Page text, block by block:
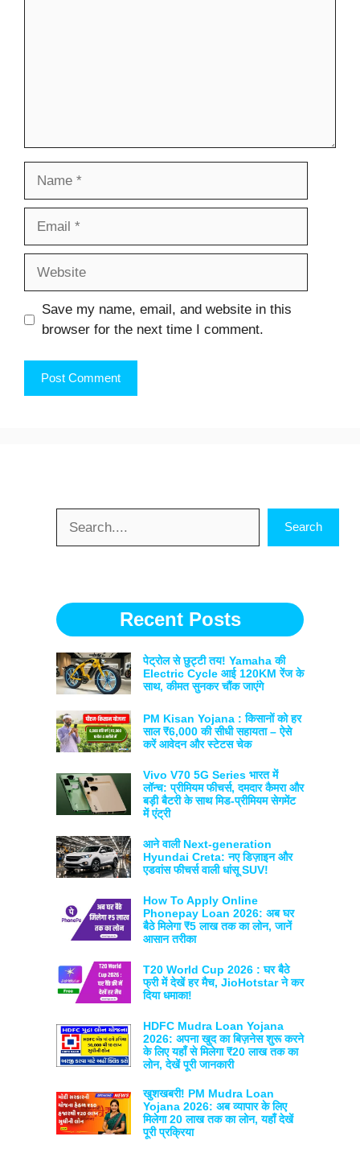
Save my name, email, and website in this
browser for the next time I comment.
Search
Recent Posts
पेट्रोल से छुट्टी तय! Yamaha की
Electric Cycle आई 120KM रेंज के
साथ, कीमत सुनकर चौंक जाएंगे
PM Kisan Yojana : किसानों को हर
साल ₹6,000 की सीधी सहायता – ऐसे
करें आवेदन और स्टेटस चेक
Vivo V70 5G Series भारत में
लॉन्च: प्रीमियम फीचर्स, दमदार कैमरा और
बड़ी बैटरी के साथ मिड-प्रीमियम सेगमेंट
में एंट्री
आने वाली Next-generation
Hyundai Creta: नए डिज़ाइन और
एडवांस फीचर्स वाली धांसू SUV!
How To Apply Online
Phonepay Loan 2026: अब घर
बैठे मिलेगा ₹5 लाख तक का लोन, जानें
आसान तरीका
T20 World Cup 2026 : घर बैठे
फ्री में देखें हर मैच, JioHotstar ने कर
दिया धमाका!
HDFC Mudra Loan Yojana
2026: अपना खुद का बिज़नेस शुरू करने
के लिए यहाँ से मिलेगा ₹20 लाख तक का
लोन, देखें पूरी जानकारी
खुशखबरी! PM Mudra Loan
Yojana 2026: अब व्यापार के लिए
मिलेगा 20 लाख तक का लोन, यहाँ देखें
पूरी प्रक्रिया